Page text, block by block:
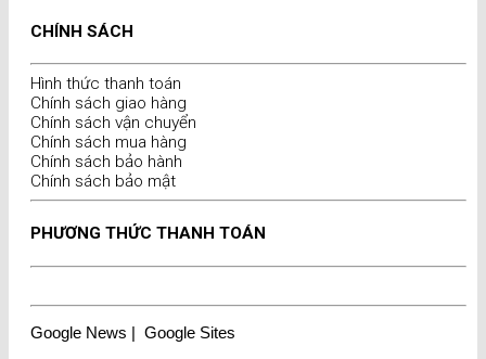
CHÍNH SÁCH
Hình thức thanh toán
Chính sách giao hàng
Chính sách vận chuyển
Chính sách mua hàng
Chính sách bảo hành
Chính sách bảo mật
PHƯƠNG THỨC THANH TOÁN
Google News | Google Sites